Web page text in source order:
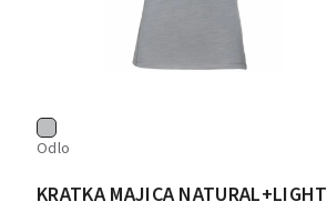
Odlo
KRATKA MAJICA NATURAL+LIGHT